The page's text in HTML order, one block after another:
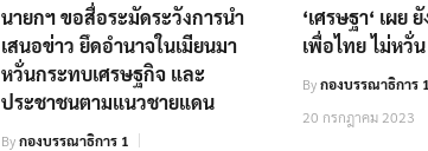
นายกฯ ขอสื่อระมัดระวังการนำ
เสนอข่าว ยึดอำนาจในเมียนมา
หวั่นกระทบเศรษฐกิจ และ
ประชาชนตามแนวชายแดน
Byกองบรรณาธิการ 1
‘เศรษฐา‘ เผย
เพื่อไทย ไม่หวั่
Byกองบรรณาธิการ 1
20 กรกฎาคม 2023